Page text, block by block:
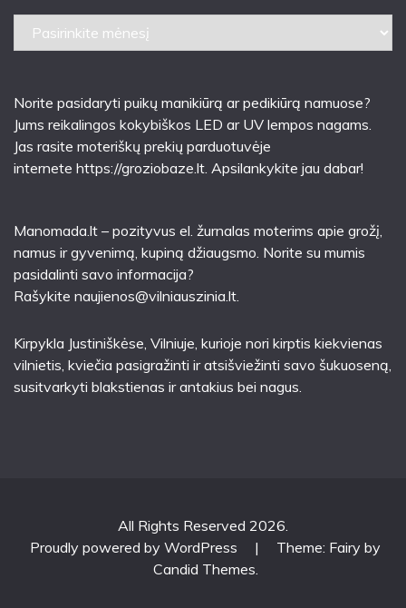
Archyvai
Norite pasidaryti puikų manikiūrą ar pedikiūrą namuose?
Jums reikalingos kokybiškos LED ar UV lempos nagams.
Jas rasite moteriškų prekių parduotuvėje
internete https://groziobaze.lt . Apsilankykite jau dabar!
Manomada.lt – pozityvus el. žurnalas moterims apie grožį,
namus ir gyvenimą, kupiną džiaugsmo. Norite su mumis
pasidalinti savo informacija?
Rašykite naujienos@vilniauszinia.lt
Kirpykla Justiniškėse, Vilniuje, kurioje nori kirptis kiekvienas
vilnietis, kviečia pasigražinti ir atsišviežinti savo šukuoseną,
susitvarkyti blakstienas ir antakius bei nagus.
All Rights Reserved 2026.
Proudly powered by WordPress
|
Theme: Fairy by
Candid Themes.